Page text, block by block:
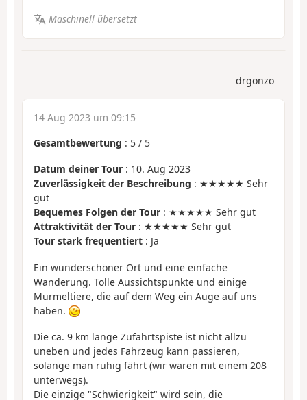
Maschinell übersetzt
drgonzo
14 Aug 2023 um 09:15
Gesamtbewertung : 5 / 5
Datum deiner Tour : 10. Aug 2023
Zuverlässigkeit der Beschreibung : ★★★★★ Sehr
gut
Bequemes Folgen der Tour : ★★★★★ Sehr gut
Attraktivität der Tour : ★★★★★ Sehr gut
Tour stark frequentiert : Ja
Ein wunderschöner Ort und eine einfache
Wanderung. Tolle Aussichtspunkte und einige
Murmeltiere, die auf dem Weg ein Auge auf uns
haben.
Die ca. 9 km lange Zufahrtspiste ist nicht allzu
uneben und jedes Fahrzeug kann passieren,
solange man ruhig fährt (wir waren mit einem 208
unterwegs).
Die einzige "Schwierigkeit" wird sein, die